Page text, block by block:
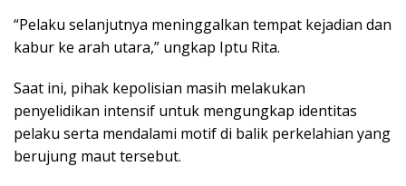
“Pelaku selanjutnya meninggalkan tempat kejadian dan
kabur ke arah utara,” ungkap Iptu Rita.
Saat ini, pihak kepolisian masih melakukan
penyelidikan intensif untuk mengungkap identitas
pelaku serta mendalami motif di balik perkelahian yang
berujung maut tersebut.